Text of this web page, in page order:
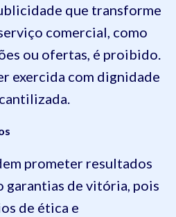
que transforme
comercial, como
ou ofertas, é proibido.
exercida com dignidade
prometer resultados
garantias de vitória, pois
de ética e